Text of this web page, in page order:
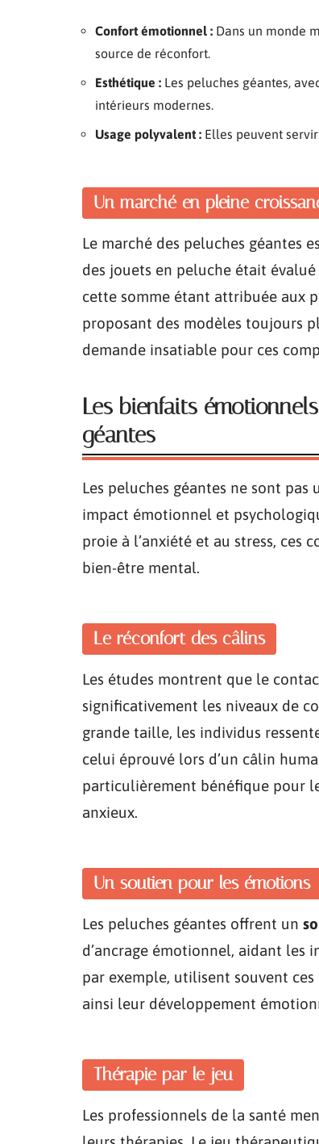
Confort émotionnel : Dans un monde
source de réconfort.
Esthétique : Les peluches géantes,
intérieurs modernes.
Usage polyvalent : Elles peuvent
Un marché en pleine
Le marché des peluches géantes
des jouets en peluche était
cette somme étant attribuée aux
proposant des modèles toujours
demande insatiable pour ces
Les bienfaits
géantes
Les peluches géantes ne sont
impact émotionnel et
proie à l’anxiété et au stress,
bien-être mental.
Le réconfort des câlins
Les études montrent que le
significativement les niveaux de
grande taille, les individus
celui éprouvé lors d’un câlin
particulièrement bénéfique pour
anxieux.
Un soutien pour les émotions
Les peluches géantes offrent un
d’ancrage émotionnel, aidant les
par exemple, utilisent souvent
ainsi leur développement
Thérapie par le jeu
Les professionnels de la santé